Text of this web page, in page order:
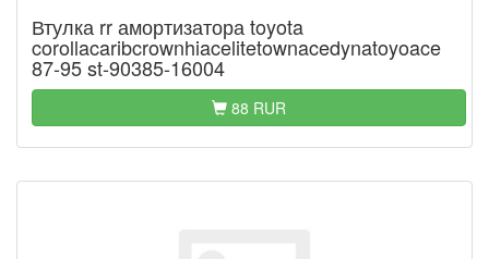
Втулка rr амортизатора toyota
corollacaribcrownhiacelitetownacedynatoyoace
87-95 st-90385-16004
88 RUR